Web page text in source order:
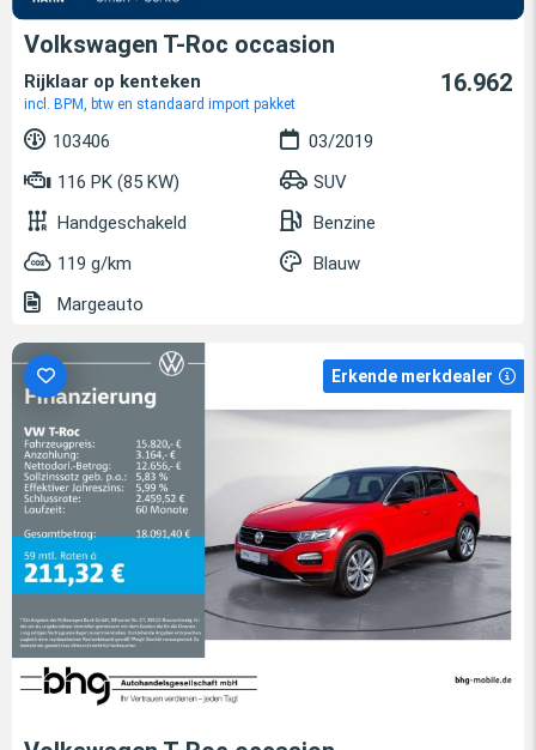
Volkswagen T-Roc occasion
Rijklaar op kenteken
incl. BPM, btw en standaard import pakket
16.962
103406
03/2019
116 PK (85 KW)
SUV
Handgeschakeld
Benzine
119 g/km
Blauw
Margeauto
Erkende merkdealer